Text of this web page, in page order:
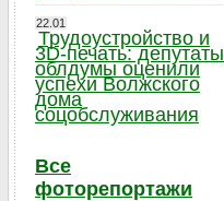
22.01
Трудоустройство и
3D-печать: депутаты
облдумы оценили
успехи Волжского
дома
соцобслуживания
Все
фоторепортажи